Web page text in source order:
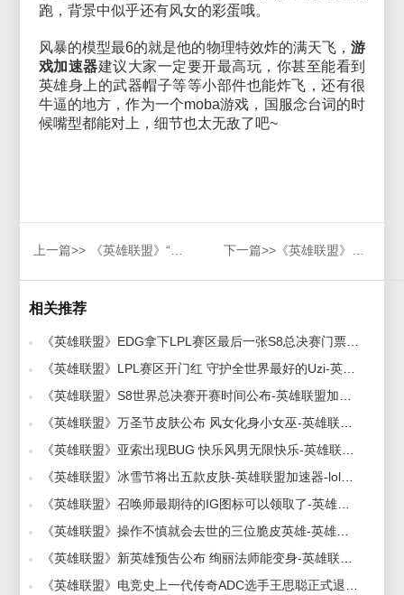
跑，背景中似乎还有风女的彩蛋哦。
风暴的模型最6的就是他的物理特效炸的满天飞，游
戏加速器建议大家一定要开最高玩，你甚至能看到
英雄身上的武器帽子等等小部件也能炸飞，还有很
牛逼的地方，作为一个moba游戏，国服念台词的时
候嘴型都能对上，细节也太无敌了吧~
上一篇>> 《英雄联盟》“星之守护者”·新皮肤原画亮相，赛博加速器带来提前爆料 下一篇>>《英雄联盟》三个大区今晚停机维护预计 20 小时，维护完成后将打通“跨区匹配”功能
相关推荐